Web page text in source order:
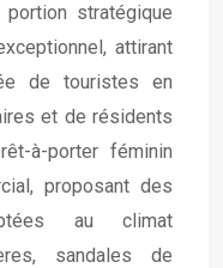
stratégique
attirant
de touristes en
et de résidents
à-porter féminin
proposant des
au climat
sandales de